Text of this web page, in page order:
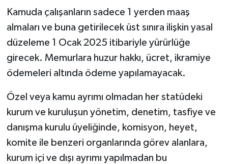
Kamuda çalışanların sadece 1 yerden maaş
almaları ve buna getirilecek üst sınıra ilişkin yasal
düzeleme 1 Ocak 2025 itibariyle yürürlüğe
girecek. Memurlara huzur hakkı, ücret, ikramiye
ödemeleri altında ödeme yapılamayacak.
Özel veya kamu ayrımı olmadan her statüdeki
kurum ve kuruluşun yönetim, denetim, tasfiye ve
danışma kurulu üyeliğinde, komisyon, heyet,
komite ile benzeri organlarında görev alanlara,
kurum içi ve dışı ayrımı yapılmadan bu